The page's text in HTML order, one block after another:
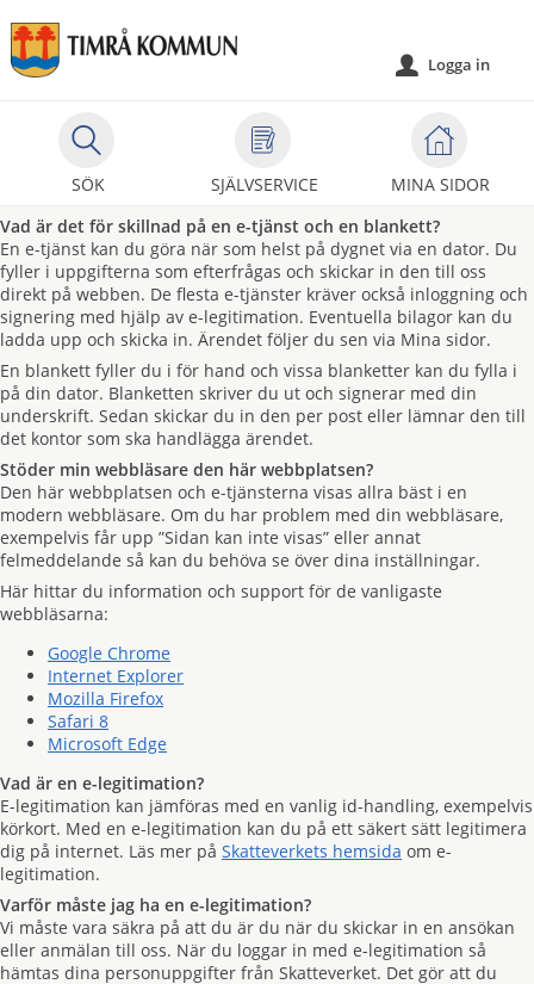
Välkommen
till
självservice
kommun
SÖK SJÄLVSERVICE MINA SIDOR
u Logga in
Vad är det för skillnad på en e-tjänst och en blankett?
En e-tjänst kan du göra när som helst på dygnet via en dator. Du
fyller i uppgifterna som efterfrågas och skickar in den till oss
direkt på webben. De flesta e-tjänster kräver också inloggning och
signering med hjälp av e-legitimation. Eventuella bilagor kan du
ladda upp och skicka in. Ärendet följer du sen via Mina sidor.
En blankett fyller du i för hand och vissa blanketter kan du fylla i
på din dator. Blanketten skriver du ut och signerar med din
underskrift. Sedan skickar du in den per post eller lämnar den till
det kontor som ska handlägga ärendet.
Stöder min webbläsare den här webbplatsen?
Den här webbplatsen och e-tjänsterna visas allra bäst i en
modern webbläsare. Om du har problem med din webbläsare,
exempelvis får upp ”Sidan kan inte visas” eller annat
felmeddelande så kan du behöva se över dina inställningar.
Här hittar du information och support för de vanligaste
webbläsarna:
Google Chrome
Internet Explorer
Mozilla Firefox
Safari 8
Microsoft Edge
Vad är en e-legitimation?
E-legitimation kan jämföras med en vanlig id-handling, exempelvis
körkort. Med en e-legitimation kan du på ett säkert sätt legitimera
dig på internet. Läs mer på Skatteverkets hemsida om e-
legitimation.
Varför måste jag ha en e-legitimation?
Vi måste vara säkra på att du är du när du skickar in en ansökan
eller anmälan till oss. När du loggar in med e-legitimation så
hämtas dina personuppgifter från Skatteverket. Det gör att du